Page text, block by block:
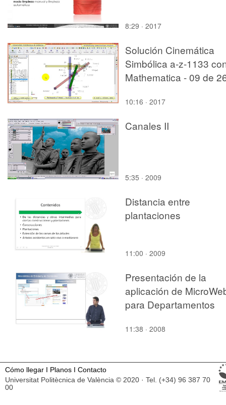
8:29 · 2017
Solución Cinemática
Simbólica a-z-1133
Mathematica - 09 de
10:16 · 2017
Canales II
5:35 · 2009
Distancia entre
plantaciones
11:00 · 2009
Presentación de la
aplicación de
para Departamentos
11:38 · 2008
Cómo llegar I Planos I Contacto
Universitat Politècnica de València © 2020 · Tel. (+34) 96 387 70
00